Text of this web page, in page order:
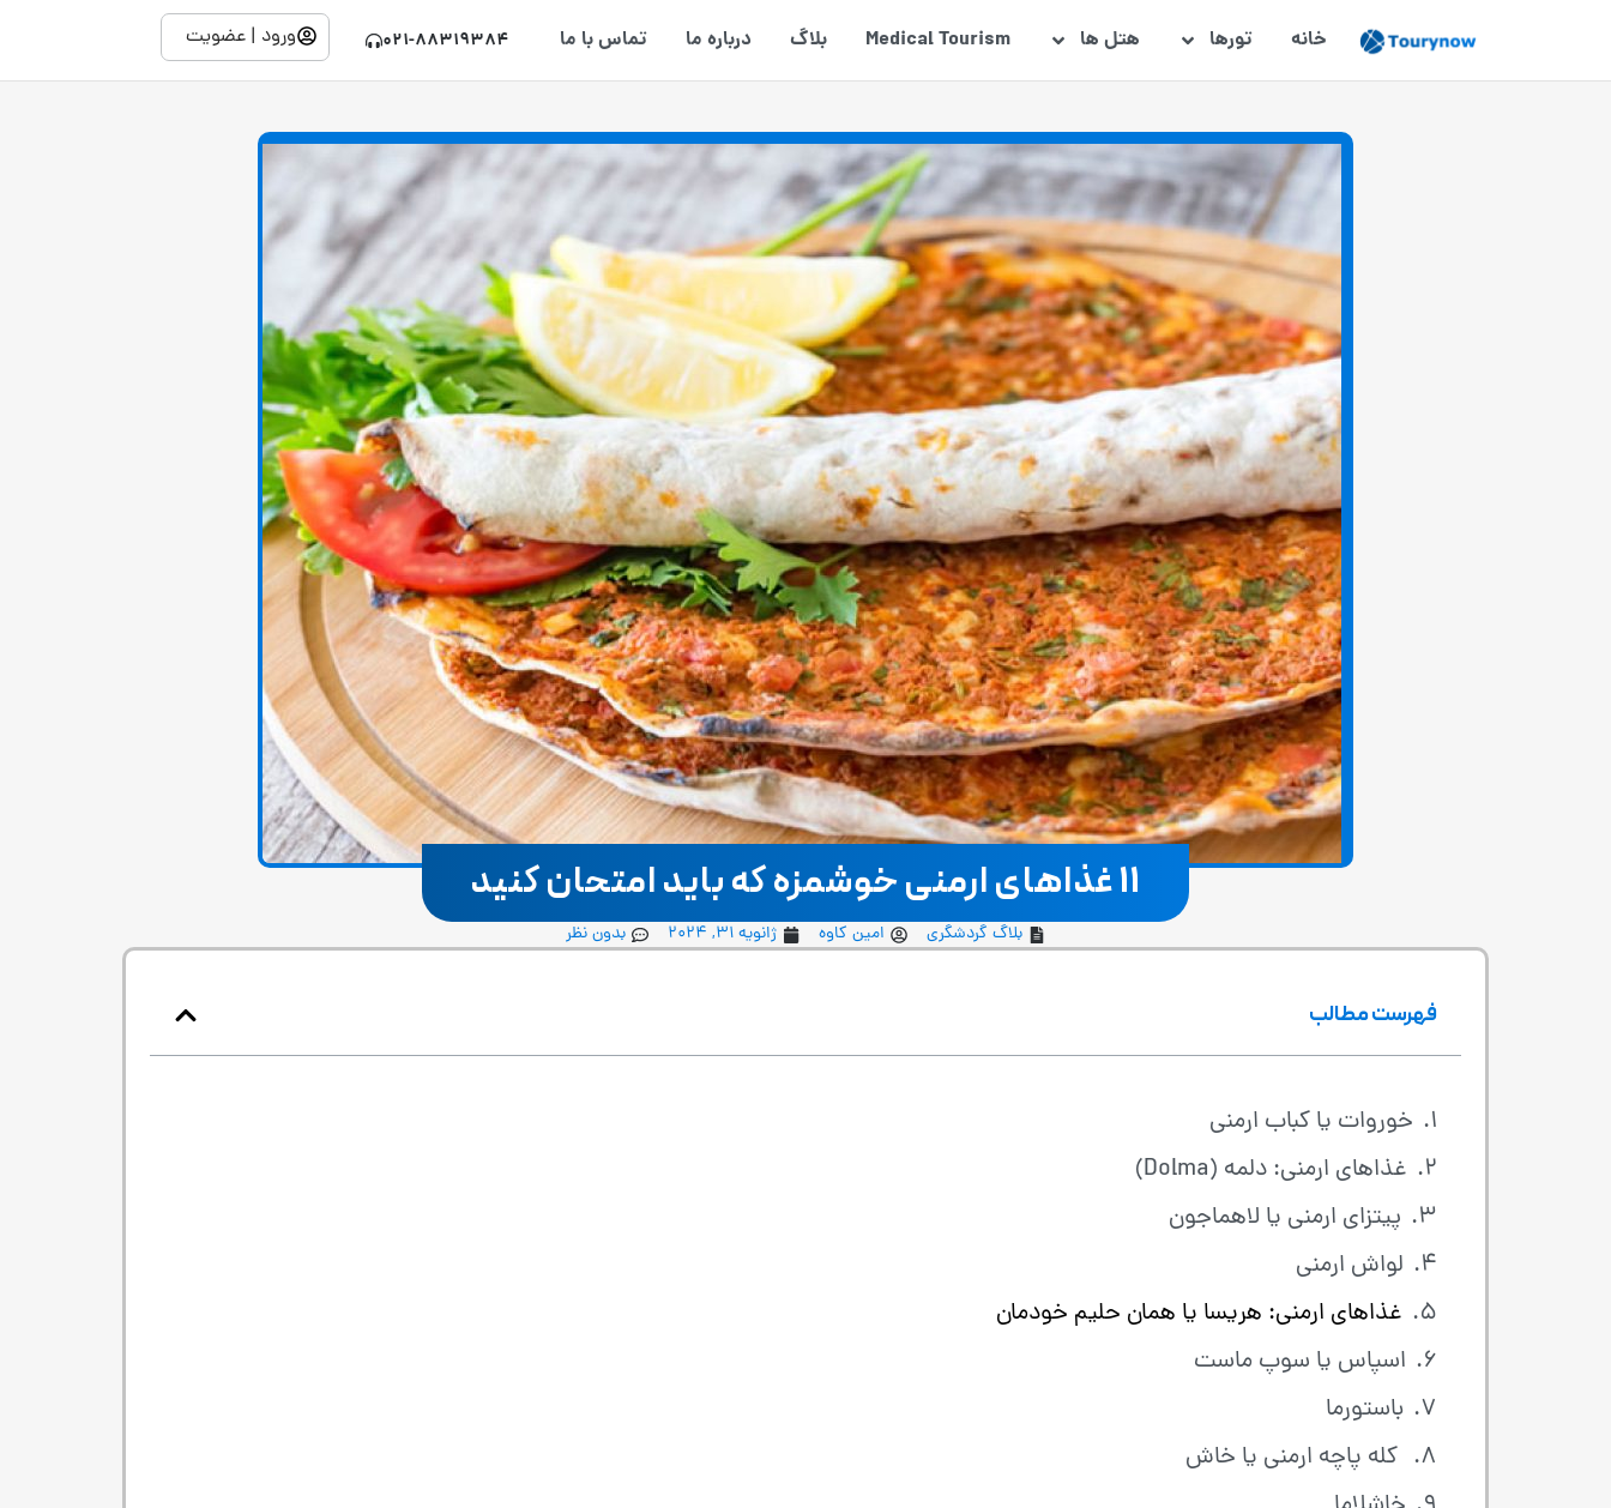
خانه تورها هتل ها Medical Tourism بلاگ درباره ما تماس با ما 021-88319384 ورود | عضویت
11 غذاهای ارمنی خوشمزه که باید امتحان کنید
بلاگ گردشگری امین کاوه ژانویه 31, 2024 بدون نظر
فهرست مطالب
خوروات یا کباب ارمنی
غذاهای ارمنی: دلمه (Dolma)
پیتزای ارمنی یا لاهماجون
لواش ارمنی
غذاهای ارمنی: هریسا یا همان حلیم خودمان
اسپاس یا سوپ ماست
باستورما
کله پاچه ارمنی یا خاش